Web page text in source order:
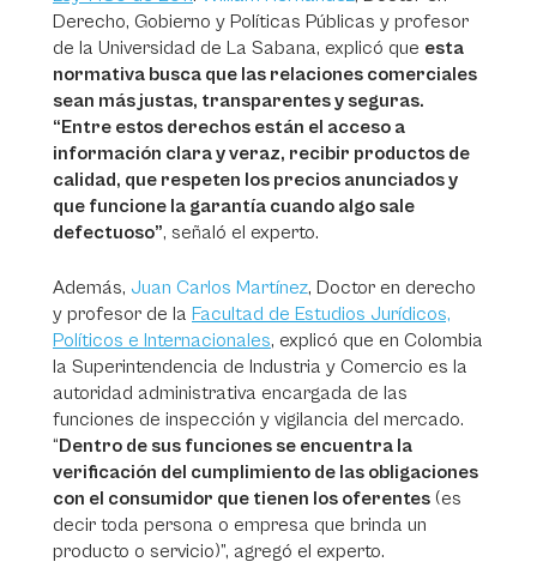
Derecho, Gobierno y Políticas Públicas y profesor
de la Universidad de La Sabana, explicó que esta
normativa busca que las relaciones comerciales
sean más justas, transparentes y seguras.
“Entre estos derechos están el acceso a
información clara y veraz, recibir productos de
calidad, que respeten los precios anunciados y
que funcione la garantía cuando algo sale
defectuoso”, señaló el experto.
Además, Juan Carlos Martínez, Doctor en derecho
y profesor de la Facultad de Estudios Jurídicos,
Políticos e Internacionales, explicó que en Colombia
la Superintendencia de Industria y Comercio es la
autoridad administrativa encargada de las
funciones de inspección y vigilancia del mercado.
“Dentro de sus funciones se encuentra la
verificación del cumplimiento de las obligaciones
con el consumidor que tienen los oferentes (es
decir toda persona o empresa que brinda un
producto o servicio)”, agregó el experto.